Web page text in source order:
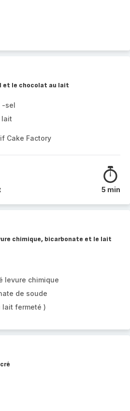
et le chocolat au lait
-sel
lait
Cake Factory
5 min
chimique, bicarbonate et le lait
levure chimique
de soude
lait fermeté )